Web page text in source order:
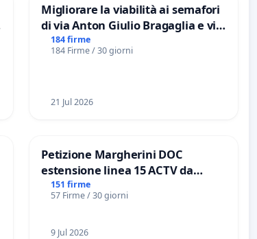
Migliorare la viabilità ai semafori
di via Anton Giulio Bragaglia e via
Tieri XV MUNICIPIO DI ROMA
184 firme
184 Firme / 30 giorni
21 Jul 2026
Petizione Margherini DOC
estensione linea 15 ACTV da
Marghera P.zza S. Antonio
all'aeroporto Marco Polo tariffa a
151 firme
57 Firme / 30 giorni
9 Jul 2026